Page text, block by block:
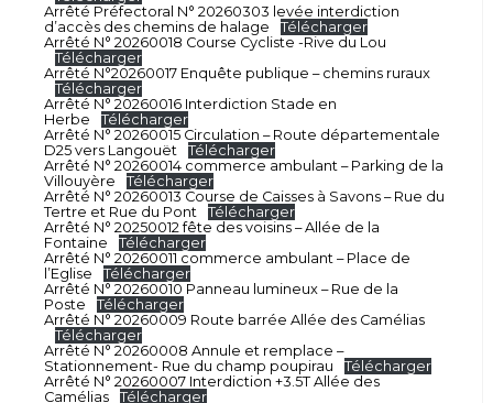
Arrêté Préfectoral N° 20260303 levée interdiction
d’accès des chemins de halage
Télécharger
Arrêté N° 20260018 Course Cycliste -Rive du Lou
Télécharger
Arrêté N°20260017 Enquête publique – chemins ruraux
Télécharger
Arrêté N° 20260016 Interdiction Stade en
Herbe
Télécharger
Arrêté N° 20260015 Circulation – Route départementale
D25 vers Langouët
Télécharger
Arrêté N° 20260014 commerce ambulant – Parking de la
Villouyère
Télécharger
Arrêté N° 20260013 Course de Caisses à Savons – Rue du
Tertre et Rue du Pont
Télécharger
Arrêté N° 20250012 fête des voisins – Allée de la
Fontaine
Télécharger
Arrêté N° 20260011 commerce ambulant – Place de
l’Eglise
Télécharger
Arrêté N° 20260010 Panneau lumineux – Rue de la
Poste
Télécharger
Arrêté N° 20260009 Route barrée Allée des Camélias
Télécharger
Arrêté N° 20260008 Annule et remplace –
Stationnement- Rue du champ poupirau
Télécharger
Arrêté N° 20260007 Interdiction +3.5T Allée des
Camélias
Télécharger